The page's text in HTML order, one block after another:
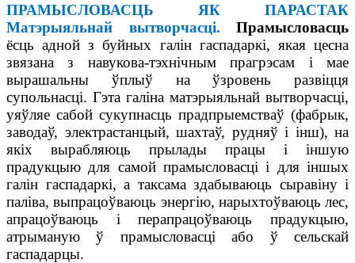
ПРАМЫСЛОВАСЦЬ ЯК ПАРАСТАК
Матэрыяльнай вытворчасці. Прамысловасць
ёсць адной з буйных галін гаспадаркі, якая цесна
звязана з навукова-тэхнічным прагрэсам і мае
вырашальны ўплыў на ўзровень развіцця
супольнасці. Гэта галіна матэрыяльнай вытворчасці,
уяўляе сабой сукупнасць прадпрыемстваў (фабрык,
заводаў, электрастанцый, шахтаў, рудняў і інш), на
якіх вырабляюць прылады працы і іншую
прадукцыю для самой прамысловасці і для іншых
галін гаспадаркі, а таксама здабываюць сыравіну і
паліва, выпрацоўваюць энергію, нарыхтоўваюць лес,
апрацоўваюць і перапрацоўваюць прадукцыю,
атрыманую ў прамысловасці або ў сельскай
гаспадарцы.